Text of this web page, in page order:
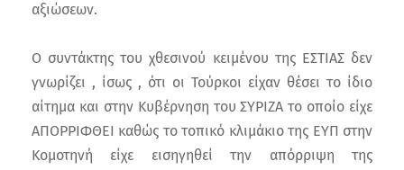
αξιώσεων.
Ο συντάκτης του χθεσινού κειμένου της ΕΣΤΙΑΣ δεν
γνωρίζει , ίσως , ότι οι Τούρκοι είχαν θέσει το ίδιο
αίτημα και στην Κυβέρνηση του ΣΥΡΙΖΑ το οποίο είχε
ΑΠΟΡΡΙΦΘΕΙ καθώς το τοπικό κλιμάκιο της ΕΥΠ στην
Κομοτηνή είχε εισηγηθεί την απόρριψη της